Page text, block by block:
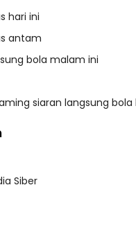
hari ini
antam
bola malam ini
siaran langsung bola
Siber